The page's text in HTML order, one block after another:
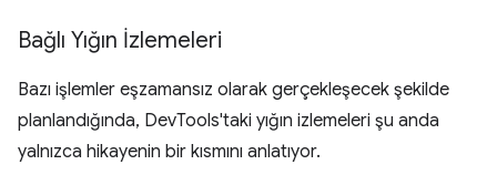
Bağlı Yığın İzlemeleri
Bazı işlemler eşzamansız olarak gerçekleşecek şekilde
planlandığında, DevTools'taki yığın izlemeleri şu anda
yalnızca hikayenin bir kısmını anlatıyor.